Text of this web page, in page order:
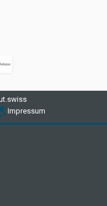
Impressum